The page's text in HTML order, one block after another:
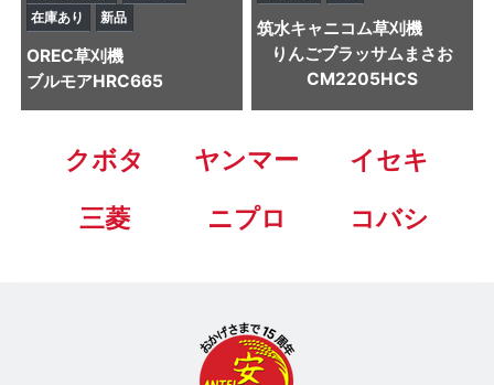
在庫あり
新品
OREC草刈機
ブルモアHRC665
筑水キャニコム草刈機
りんごブラッサムまさお
CM2205HCS
クボタ ヤンマー
イセキ
三菱
ニプロ コバシ